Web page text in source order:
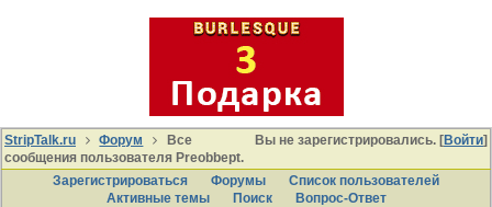
Вы не зарегистрировались. [Войти]
StripTalk.ru Форум
Все
сообщения пользователя Preobbept.
Зарегистрироваться
Форумы
Список пользователей
Активные темы
Поиcк
Вопрос-Ответ